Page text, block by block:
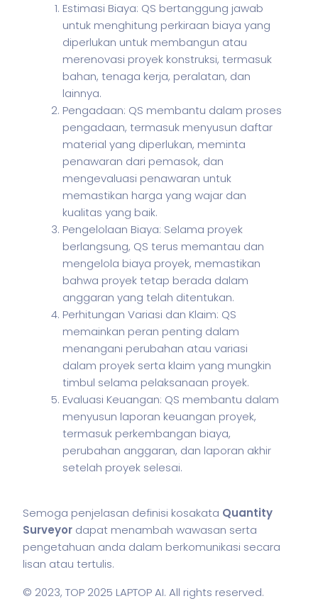
Estimasi Biaya: QS bertanggung jawab
untuk menghitung perkiraan biaya yang
diperlukan untuk membangun atau
merenovasi proyek konstruksi, termasuk
bahan, tenaga kerja, peralatan, dan
lainnya.
Pengadaan: QS membantu dalam proses
pengadaan, termasuk menyusun daftar
material yang diperlukan, meminta
penawaran dari pemasok, dan
mengevaluasi penawaran untuk
memastikan harga yang wajar dan
kualitas yang baik.
Pengelolaan Biaya: Selama proyek
berlangsung, QS terus memantau dan
mengelola biaya proyek, memastikan
bahwa proyek tetap berada dalam
anggaran yang telah ditentukan.
Perhitungan Variasi dan Klaim: QS
memainkan peran penting dalam
menangani perubahan atau variasi
dalam proyek serta klaim yang mungkin
timbul selama pelaksanaan proyek.
Evaluasi Keuangan: QS membantu dalam
menyusun laporan keuangan proyek,
termasuk perkembangan biaya,
perubahan anggaran, dan laporan akhir
setelah proyek selesai.
Semoga penjelasan definisi kosakata Quantity
Surveyor dapat menambah wawasan serta
pengetahuan anda dalam berkomunikasi secara
lisan atau tertulis.
© 2023, TOP 2025 LAPTOP AI. All rights reserved.